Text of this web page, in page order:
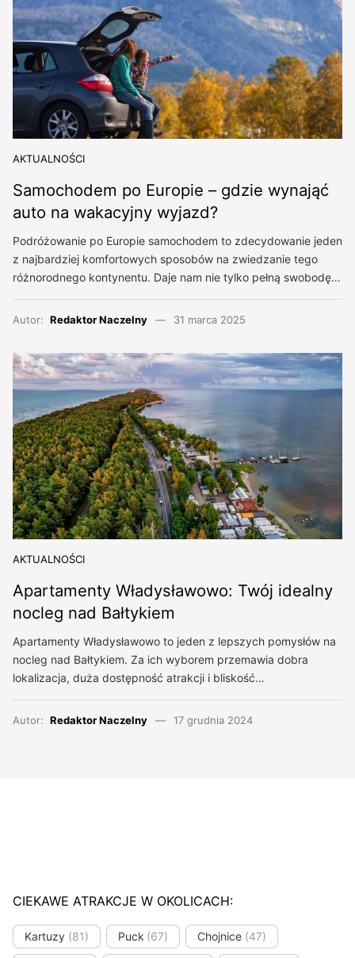
AKTUALNOŚCI
Samochodem po Europie – gdzie wynająć
auto na wakacyjny wyjazd?
Podróżowanie po Europie samochodem to zdecydowanie jeden
z najbardziej komfortowych sposobów na zwiedzanie tego
różnorodnego kontynentu. Daje nam nie tylko pełną swobodę…
Autor: Redaktor Naczelny 31 marca 2025
AKTUALNOŚCI
Apartamenty Władysławowo: Twój idealny
nocleg nad Bałtykiem
Apartamenty Władysławowo to jeden z lepszych pomysłów na
nocleg nad Bałtykiem. Za ich wyborem przemawia dobra
lokalizacja, duża dostępność atrakcji i bliskość…
Autor: Redaktor Naczelny 17 grudnia 2024
CIEKAWE ATRAKCJE W OKOLICACH:
Kartuzy (81) Puck (67) Chojnice (47)